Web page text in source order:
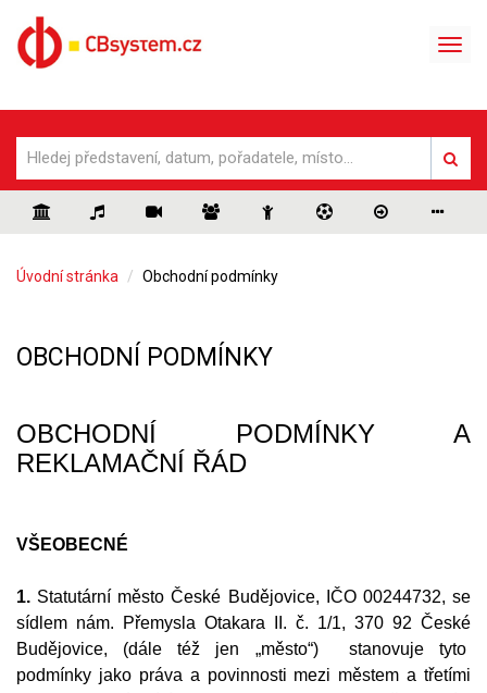
Úvodní stránka Obchodní podmínky
OBCHODNÍ PODMÍNKY
OBCHODNÍ PODMÍNKY A
REKLAMAČNÍ ŘÁD
VŠEOBECNÉ
1. Statutární město České Budějovice, IČO 00244732, se
sídlem nám. Přemysla Otakara II. č. 1/1, 370 92 České
Budějovice, (dále též jen „město“) stanovuje tyto
podmínky jako práva a povinnosti mezi městem a třetími